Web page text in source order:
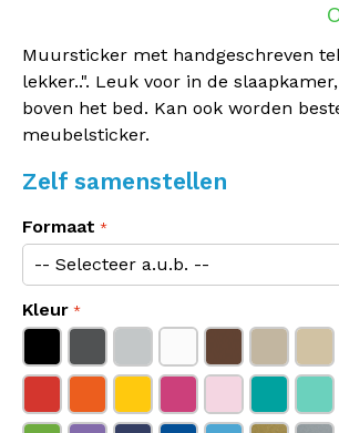
Muursticker met handgeschreven
lekker..". Leuk voor in de
boven het bed. Kan ook worden
meubelsticker.
Zelf samenstellen
Formaat
Kleur